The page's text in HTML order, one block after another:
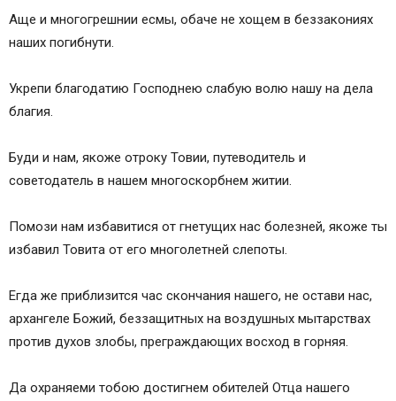
Аще и многогрешнии есмы, обаче не хощем в беззакониях
наших погибнути.
Укрепи благодатию Господнею слабую волю нашу на дела
благия.
Буди и нам, якоже отроку Товии, путеводитель и
советодатель в нашем многоскорбнем житии.
Помози нам избавитися от гнетущих нас болезней, якоже ты
избавил Товита от его многолетней слепоты.
Егда же приблизится час скончания нашего, не остави нас,
архангеле Божий, беззащитных на воздушных мытарствах
против духов злобы, преграждающих восход в горняя.
Да охраняеми тобою достигнем обителей Отца нашего